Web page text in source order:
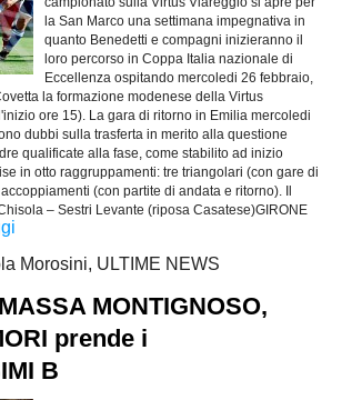
la San Marco una settimana impegnativa in
quanto Benedetti e compagni inizieranno il
loro percorso in Coppa Italia nazionale di
Eccellenza ospitando mercoledi 26 febbraio,
la formazione modenese della Virtus
ore 15). La gara di ritorno in Emilia mercoledi
dubbi sulla trasferta in merito alla questione
qualificate alla fase, come stabilito ad inizio
in otto raggruppamenti: tre triangolari (con gare di
(con partite di andata e ritorno). Il
– Sestri Levante (riposa Casatese)GIRONE
Morosini, ULTIME NEWS
MONTIGNOSO,
prende i
B